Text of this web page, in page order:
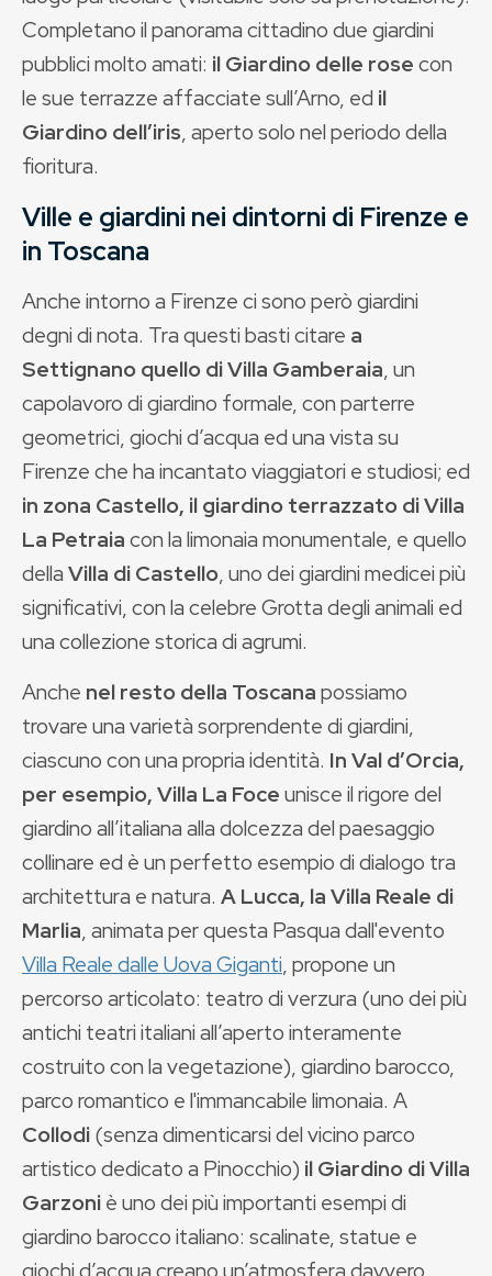
Completano il panorama cittadino due giardini
pubblici molto amati: il Giardino delle rosecon
le sue terrazze affacciate sull’Arno, ed il
Giardino dell’iris, aperto solo nel periodo della
fioritura.
Ville e giardini nei dintorni di Firenze e
in Toscana
Anche intorno a Firenze ci sono però giardini
degni di nota. Tra questi basti citare a
Settignano quello di Villa Gamberaia, un
capolavoro di giardino formale, con parterre
geometrici, giochi d’acqua ed una vista su
Firenze che ha incantato viaggiatori e studiosi; ed
in zona Castello, il giardino terrazzato di Villa
La Petraiacon la limonaia monumentale, e quello
dellaVilla di Castello, uno dei giardini medicei più
significativi, con la celebre Grotta degli animali ed
una collezione storica di agrumi.
Anche nel resto della Toscanapossiamo
trovare una varietà sorprendente di giardini,
ciascuno con una propria identità. In Val d’Orcia,
per esempio, Villa La Foceunisce il rigore del
giardino all’italiana alla dolcezza del paesaggio
collinare ed è un perfetto esempio di dialogo tra
architettura e natura. A Lucca, la Villa Reale di
Marlia, animata per questa Pasqua dall'evento
Villa Reale dalle Uova Giganti, propone un
percorso articolato: teatro di verzura (uno dei più
antichi teatri italiani all’aperto interamente
costruito con la vegetazione), giardino barocco,
parco romantico e l'immancabile limonaia. A
Collodi(senza dimenticarsi del vicino parco
artistico dedicato a Pinocchio) il Giardino di Villa
Garzoniè uno dei più importanti esempi di
giardino barocco italiano: scalinate, statue e